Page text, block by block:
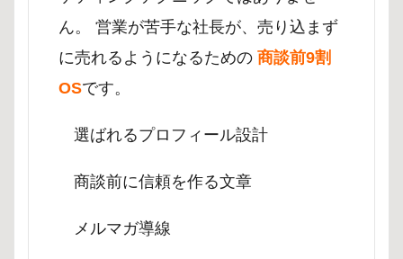
ん。 営業が苦手な社長が、売り込まず
に売れるようになるための 商談前9割
OSです。
選ばれるプロフィール設計
商談前に信頼を作る文章
メルマガ導線